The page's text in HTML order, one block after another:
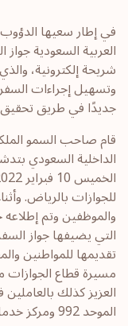
في إطار سعيها
العربية السعودية
شريحة إلكترونية،
وتسهيل إجراءات
جديدًا في طريق تحقيق
قام صاحب السمو
الداخلية السعودي
للجوازات بالرياض.
والموظفين وتم إطلاعه
التي يضيفها جواز
تقديمها للمواطنين
مسيرة قطاع الجوازات
العزيز كذلك
الموحد 992 ومركز خدمات المستفيدين بمديرية الجوازات.